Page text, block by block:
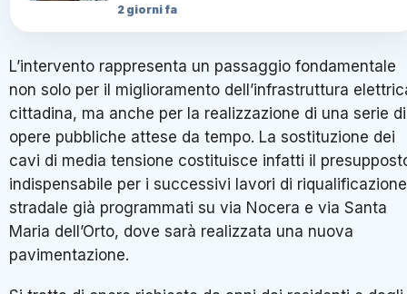
2 giorni fa
L’intervento rappresenta un passaggio fondamentale
non solo per il miglioramento dell’infrastruttura
cittadina, ma anche per la realizzazione di una serie di
opere pubbliche attese da tempo. La sostituzione dei
cavi di media tensione costituisce infatti il
indispensabile per i successivi lavori di riqualificazione
stradale già programmati su via Nocera e via Santa
Maria dell’Orto, dove sarà realizzata una nuova
pavimentazione.